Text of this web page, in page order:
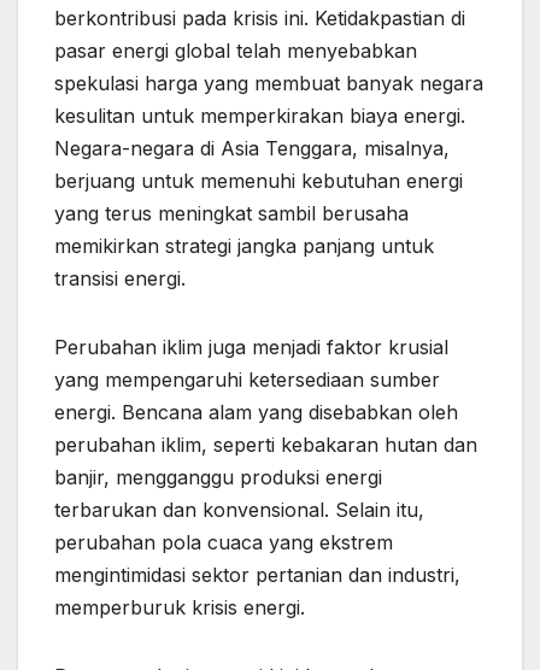
berkontribusi pada krisis ini. Ketidakpastian di
pasar energi global telah menyebabkan
spekulasi harga yang membuat banyak negara
kesulitan untuk memperkirakan biaya energi.
Negara-negara di Asia Tenggara, misalnya,
berjuang untuk memenuhi kebutuhan energi
yang terus meningkat sambil berusaha
memikirkan strategi jangka panjang untuk
transisi energi.
Perubahan iklim juga menjadi faktor krusial
yang mempengaruhi ketersediaan sumber
energi. Bencana alam yang disebabkan oleh
perubahan iklim, seperti kebakaran hutan dan
banjir, mengganggu produksi energi
terbarukan dan konvensional. Selain itu,
perubahan pola cuaca yang ekstrem
mengintimidasi sektor pertanian dan industri,
memperburuk krisis energi.